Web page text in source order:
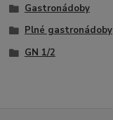
Gastronádoby
Plné gastronádoby
GN 1/2